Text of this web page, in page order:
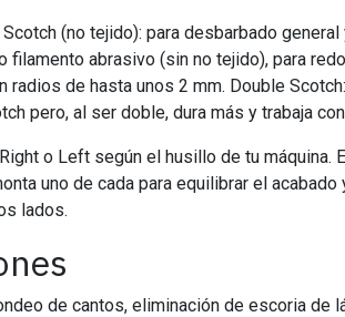
(no tejido): para desbarbado general
filamento abrasivo (sin no tejido), para
radios de hasta unos 2 mm. Double
pero, al ser doble, dura más y trabaja
o Left según el husillo de tu máquina.
uno de cada para equilibrar el acabado
lados.
de cantos, eliminación de escoria de